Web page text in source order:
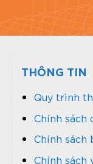
THÔNG TIN
Quy trình
Chính sách
Chính sách
Chính sách